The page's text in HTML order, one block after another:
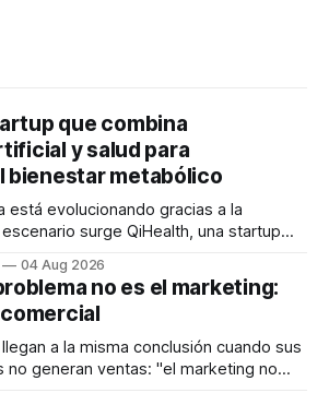
que combina
y salud para
bienestar metabólico
está evolucionando gracias a la
surge QiHealth, una startup
inteligencia artificial y monitoreo
ayudar a las personas a tomar mejores
salud metabólica. Su propuesta busca
04 Aug 2026
no es el marketing:
a la misma conclusión cuando sus
no generan ventas: "el marketing no